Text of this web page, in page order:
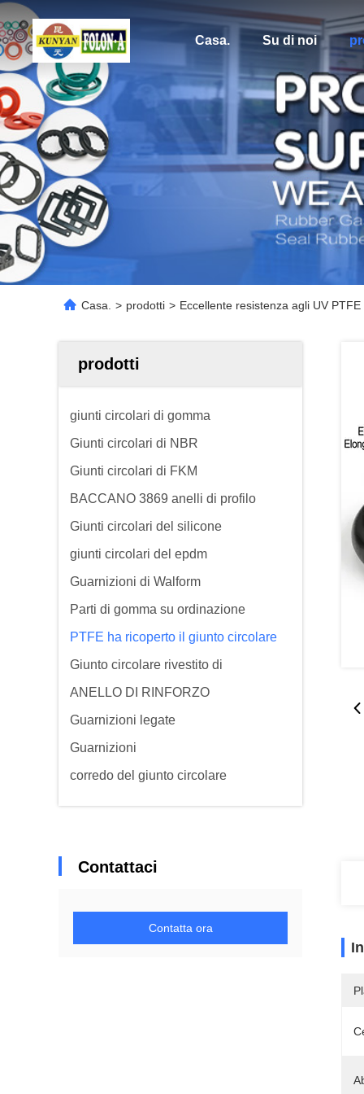
Casa. Su di noi
Casa. > prodotti > Eccellente resistenza agli UV
prodotti
giunti circolari di gomma
Giunti circolari di NBR
Giunti circolari di FKM
BACCANO 3869 anelli di profilo
Giunti circolari del silicone
giunti circolari del epdm
Guarnizioni di Walform
Parti di gomma su ordinazione
PTFE ha ricoperto il giunto circolare
Giunto circolare rivestito di
ANELLO DI RINFORZO
Guarnizioni legate
Guarnizioni
corredo del giunto circolare
Contattaci
Contatta ora